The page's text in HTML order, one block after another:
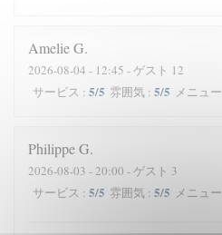
AmelieG
2026-08-04 - 12:45 - ゲスト 12
サービス : 5/5 雰囲気 : 5/5 メニュー
PhilippeG
2026-08-03 - 20:00 - ゲスト 3
サービス : 5/5 雰囲気 : 5/5 メニュー